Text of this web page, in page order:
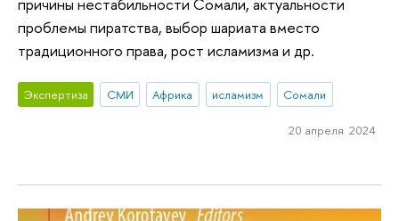
причины нестабильности Сомали, актуальности
проблемы пиратства, выбор шариата вместо
традиционного права, рост исламизма и др.
Экспертиза СМИ Африка исламизм Сомали
20 апреля 2024